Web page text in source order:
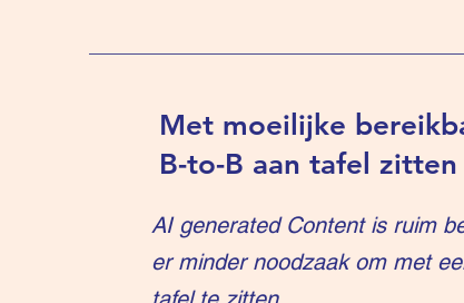
Met moeilijke
B-to-B aan tafel zitten
AI generated Content is ruim
er minder noodzaak om met